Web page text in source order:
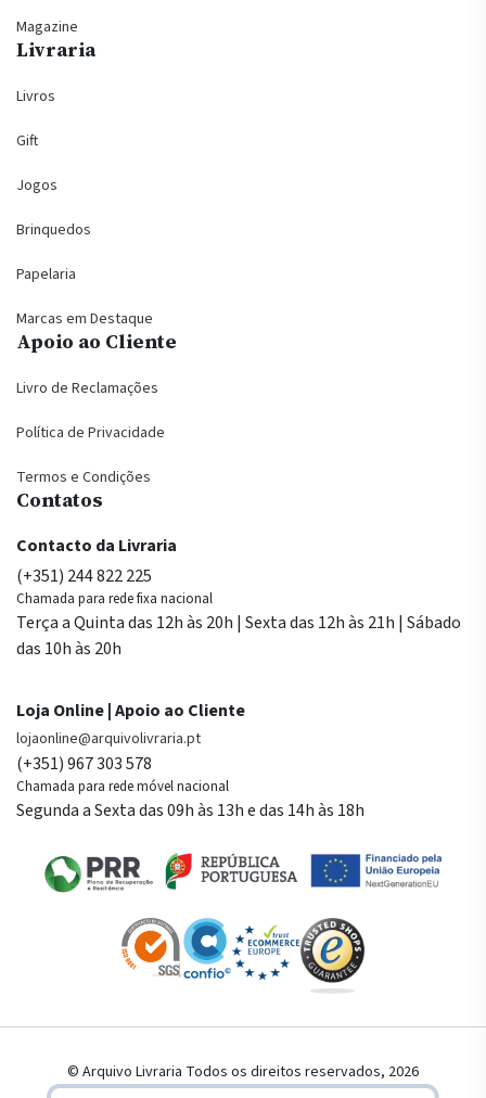
Magazine
Livraria
Livros
Gift
Jogos
Brinquedos
Papelaria
Marcas em Destaque
Apoio ao Cliente
Livro de Reclamações
Política de Privacidade
Termos e Condições
Contatos
Contacto da Livraria
(+351) 244 822 225
Chamada para rede fixa nacional
Terça a Quinta das 12h às 20h | Sexta das 12h às 21h | Sábado
das 10h às 20h
Loja Online | Apoio ao Cliente
lojaonline@arquivolivraria.pt
(+351) 967 303 578
Chamada para rede móvel nacional
Segunda a Sexta das 09h às 13h e das 14h às 18h
© Arquivo Livraria Todos os direitos reservados, 2026